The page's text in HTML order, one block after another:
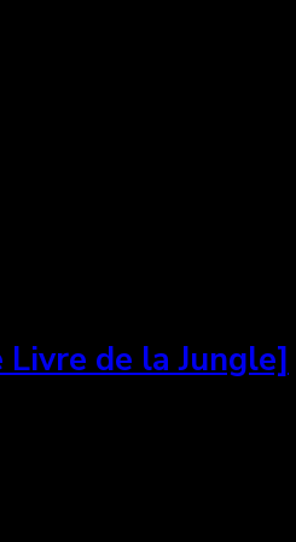
Livre de la Jungle]